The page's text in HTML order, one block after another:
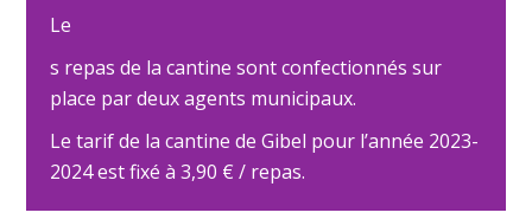
Le
s repas de la cantine sont confectionnés sur
place par deux agents municipaux.
Le tarif de la cantine de Gibel pour l’année 2023-
2024 est fixé à 3,90 € / repas.